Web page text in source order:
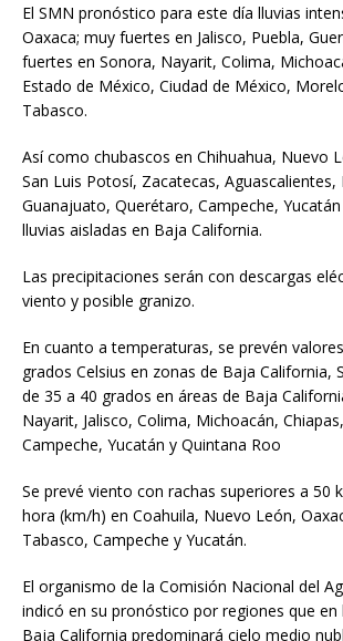
El SMN pronóstico para este día lluvias
Oaxaca; muy fuertes en Jalisco, Puebla,
fuertes en Sonora, Nayarit, Colima,
Estado de México, Ciudad de México,
Tabasco.
Así como chubascos en Chihuahua, Nuevo
San Luis Potosí, Zacatecas, Aguascalientes,
Guanajuato, Querétaro, Campeche,
lluvias aisladas en Baja California.
Las precipitaciones serán con descargas
viento y posible granizo.
En cuanto a temperaturas, se prevén
grados Celsius en zonas de Baja California,
de 35 a 40 grados en áreas de Baja
Nayarit, Jalisco, Colima, Michoacán,
Campeche, Yucatán y Quintana Roo
Se prevé viento con rachas superiores a 50
hora (km/h) en Coahuila, Nuevo León,
Tabasco, Campeche y Yucatán.
El organismo de la Comisión Nacional del
indicó en su pronóstico por regiones que en
Baja California predominará cielo medio